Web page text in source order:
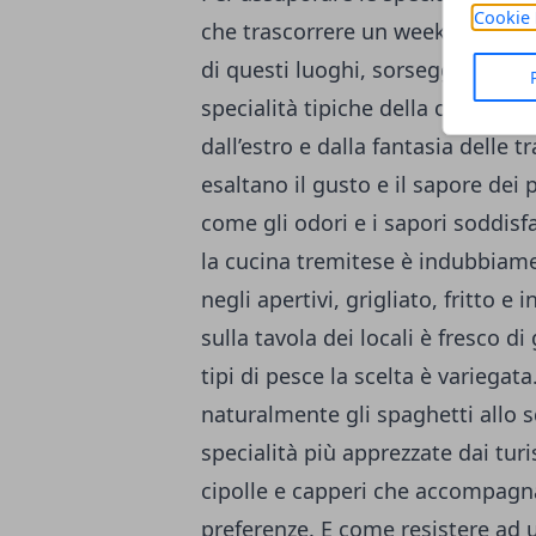
Cookie
che trascorrere un weekend
di questi luoghi, sorseggiando
specialità tipiche della cucina
dall’estro e dalla fantasia delle
esaltano il gusto e il sapore dei
come gli odori e i sapori
la cucina tremitese è
negli apertivi, grigliato, fritto e
sulla tavola dei locali è fresco
tipi di pesce la scelta è
naturalmente gli spaghetti allo
specialità più apprezzate dai
cipolle e capperi che
preferenze. E come resistere